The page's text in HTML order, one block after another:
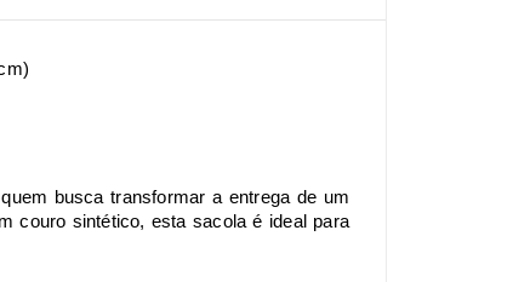
busca transformar a entrega de um
couro sintético, esta sacola é ideal para